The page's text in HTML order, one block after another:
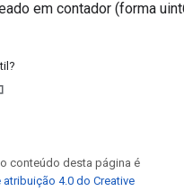
em contador (forma
conteúdo desta página é
atribuição 4.0 do Creative